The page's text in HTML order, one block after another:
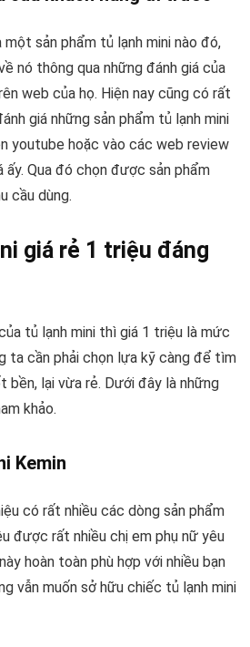
sản phẩm tủ lạnh mini nào đó,
nó thông qua những đánh giá của
web của họ. Hiện nay cũng có rất
giá những sản phẩm tủ lạnh mini
youtube hoặc vào các web review
ấy. Qua đó chọn được sản phẩm
cầu dùng.
giá rẻ 1 triệu đáng
tủ lạnh mini thì giá 1 triệu là mức
ta cần phải chọn lựa kỹ càng để tìm
lại vừa rẻ. Dưới đây là những
khảo.
Kemin
có rất nhiều các dòng sản phẩm
được rất nhiều chị em phụ nữ yêu
hoàn toàn phù hợp với nhiều bạn
vẫn muốn sở hữu chiếc tủ lạnh mini